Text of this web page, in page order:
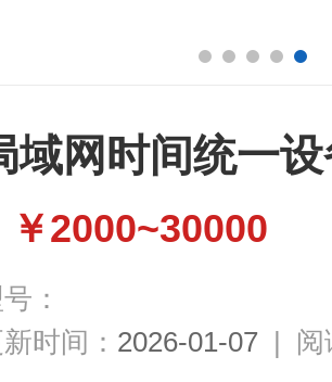
域网时间统一
￥2000~30000
：
时间： 2026-01-07 | 阅